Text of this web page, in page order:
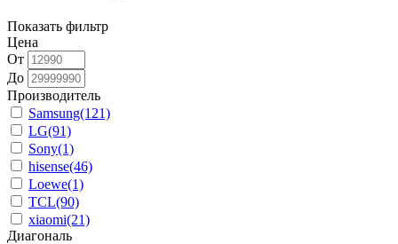
Показать фильтр
Цена
От
До
Производитель
Samsung(121)
LG(91)
Sony(1)
hisense(46)
Loewe(1)
TCL(90)
xiaomi(21)
Диагональ